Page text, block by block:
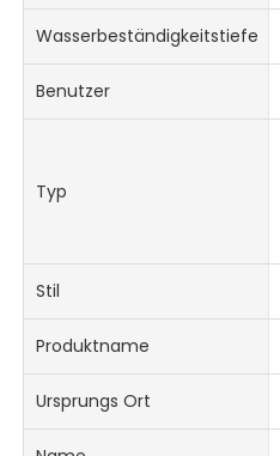
Wasserbeständigkeitstiefe
Benutzer
Typ
Stil
Produktname
Ursprungs Ort